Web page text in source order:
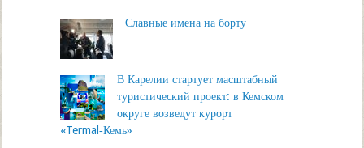
Славные имена на борту
В Карелии стартует масштабный
туристический проект: в Кемском
округе возведут курорт
«Termal‑Кемь»